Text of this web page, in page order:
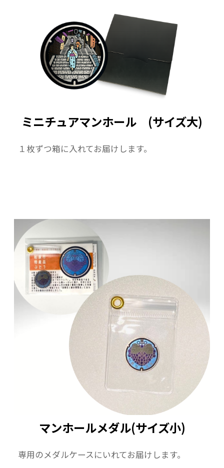
ミニチュアマンホール (サイズ大)
１枚ずつ箱に入れてお届けします。
マンホールメダル(サイズ小)
専用のメダルケースにいれてお届けします。